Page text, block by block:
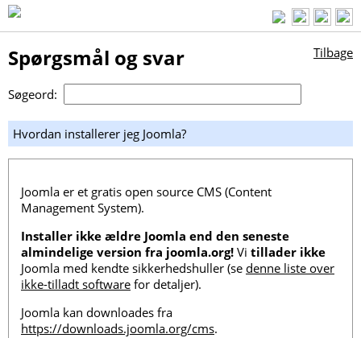
Spørgsmål og svar Tilbage
Søgeord:
Hvordan installerer jeg Joomla?
Joomla er et gratis open source CMS (Content
Management System).
Installer ikke ældre Joomla end den seneste
almindelige version fra joomla.org! Vi tillader ikke
Joomla med kendte sikkerhedshuller (se denne liste over
ikke-tilladt software for detaljer).
Joomla kan downloades fra
https://downloads.joomla.org/cms.